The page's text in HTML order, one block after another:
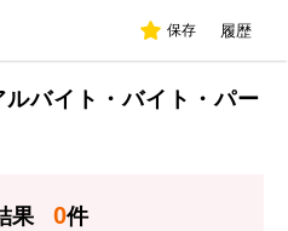
保存 履歴
バイト・バイト・パー
果 0件